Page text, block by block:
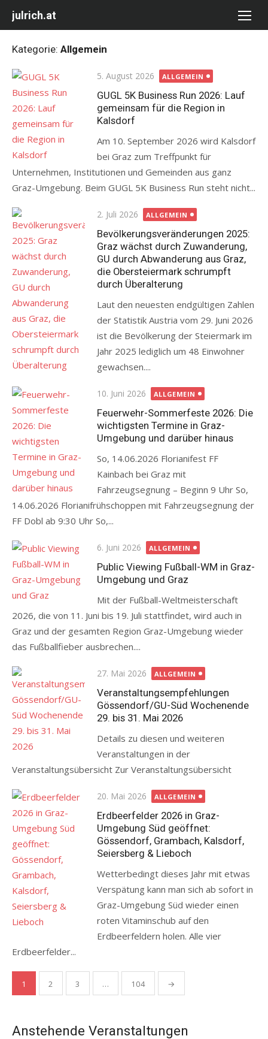
julrich.at
Kategorie: Allgemein
Posted
on
5. August 2026 ALLGEMEIN
GUGL 5K Business Run 2026: Lauf
gemeinsam für die Region in
Kalsdorf
Am 10. September 2026 wird Kalsdorf
bei Graz zum Treffpunkt für
Unternehmen, Institutionen und Gemeinden aus ganz
Graz-Umgebung. Beim GUGL 5K Business Run steht nicht...
Posted
on
2. Juli 2026 ALLGEMEIN
Bevölkerungsveränderungen 2025:
Graz wächst durch Zuwanderung,
GU durch Abwanderung aus Graz,
die Obersteiermark schrumpft
durch Überalterung
Laut den neuesten endgültigen Zahlen
der Statistik Austria vom 29. Juni 2026
ist die Bevölkerung der Steiermark im
Jahr 2025 lediglich um 48 Einwohner
gewachsen....
Posted
on
10. Juni 2026 ALLGEMEIN
Feuerwehr-Sommerfeste 2026: Die
wichtigsten Termine in Graz-
Umgebung und darüber hinaus
So, 14.06.2026 Florianifest FF
Kainbach bei Graz mit
Fahrzeugsegnung – Beginn 9 Uhr So,
14.06.2026 Florianifrühschoppen mit Fahrzeugsegnung der
FF Dobl ab 9:30 Uhr So,...
Posted
on
6. Juni 2026 ALLGEMEIN
Public Viewing Fußball-WM in Graz-
Umgebung und Graz
Mit der Fußball-Weltmeisterschaft
2026, die von 11. Juni bis 19. Juli stattfindet, wird auch in
Graz und der gesamten Region Graz-Umgebung wieder
das Fußballfieber ausbrechen....
Posted
on
27. Mai 2026 ALLGEMEIN
Veranstaltungsempfehlungen
Gössendorf/GU-Süd Wochenende
29. bis 31. Mai 2026
Details zu diesen und weiteren
Veranstaltungen in der
Veranstaltungsübersicht Zur Veranstaltungsübersicht
Posted
on
20. Mai 2026 ALLGEMEIN
Erdbeerfelder 2026 in Graz-
Umgebung Süd geöffnet:
Gössendorf, Grambach, Kalsdorf,
Seiersberg & Lieboch
Wetterbedingt dieses Jahr mit etwas
Verspätung kann man sich ab sofort in
Graz-Umgebung Süd wieder einen
roten Vitaminschub auf den
Erdbeerfeldern holen. Alle vier
Erdbeerfelder...
Seitennummerierung
der
1 2 3 … 104 →
Anstehende Veranstaltungen